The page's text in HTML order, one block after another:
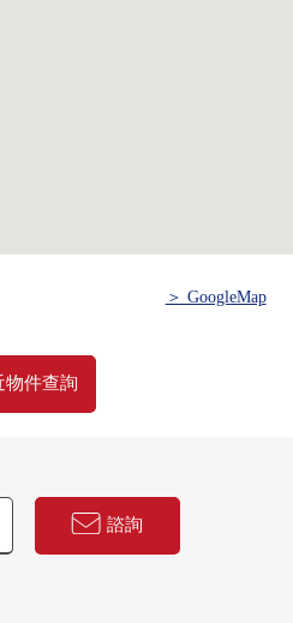
團體的安全系統"LIFE
匙鎖&雙鎖頭
＞ GoogleMap
物件查詢
諮詢